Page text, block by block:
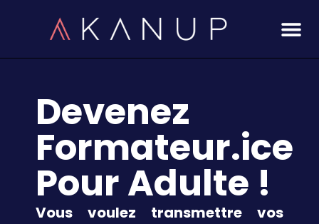
au
Devenez
Formateur.ice
Pour Adulte !
Vous voulez transmettre vos